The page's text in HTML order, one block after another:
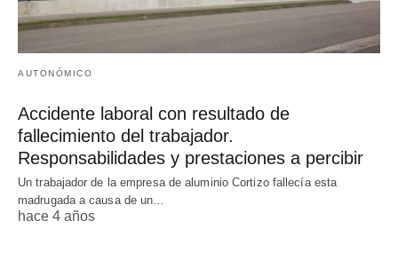
AUTONÓMICO
Accidente laboral con resultado de
fallecimiento del trabajador.
Responsabilidades y prestaciones a percibir
Un trabajador de la empresa de aluminio Cortizo fallecía esta
madrugada a causa de un…
hace 4 años